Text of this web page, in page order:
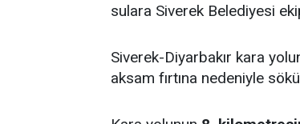
sulara Siverek Belediyesi
Siverek-Diyarbakır kara
aksam fırtına nedeniyle